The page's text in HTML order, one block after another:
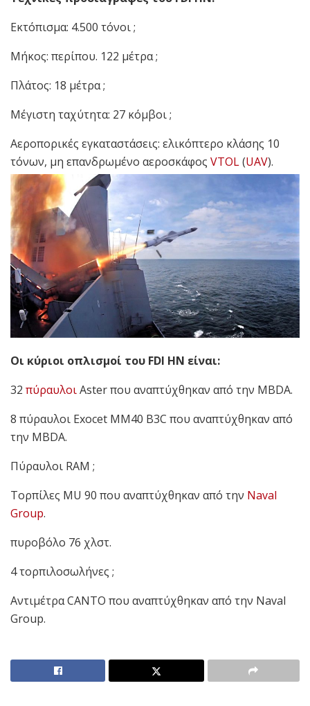
Εκτόπισμα: 4.500 τόνοι ;
Μήκος: περίπου. 122 μέτρα ;
Πλάτος: 18 μέτρα ;
Μέγιστη ταχύτητα: 27 κόμβοι ;
Αεροπορικές εγκαταστάσεις: ελικόπτερο κλάσης 10
τόνων, μη επανδρωμένο αεροσκάφος VTOL(UAV).
Οι κύριοι οπλισμοί του FDI HN είναι:
32 πύραυλοιAster που αναπτύχθηκαν από την MBDA.
8 πύραυλοι Exocet MM40 B3C που αναπτύχθηκαν από
την MBDA.
Πύραυλοι RAM ;
Τορπίλες MU 90 που αναπτύχθηκαν από την Naval
Group.
πυροβόλο 76 χλστ.
4 τορπιλοσωλήνες ;
Αντιμέτρα CANTO που αναπτύχθηκαν από την Naval
Group.